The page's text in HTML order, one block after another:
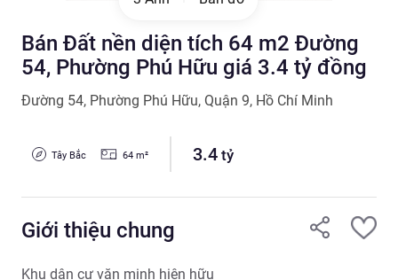
Bán Đất nền diện tích 64 m2 Đường
54, Phường Phú Hữu giá 3.4 tỷ đồng
Đường 54, Phường Phú Hữu, Quận 9, Hồ Chí Minh
Tây Bắc 64 m² 3.4 tỷ
Giới thiệu chung
Khu dân cư văn minh hiện hữu